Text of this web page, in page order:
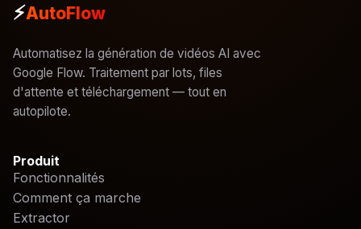
⚡AutoFlow
Automatisez la génération de vidéos AI avec
Google Flow. Traitement par lots, files
d'attente et téléchargement — tout en
autopilote.
Produit
Fonctionnalités
Comment ça marche
Extractor